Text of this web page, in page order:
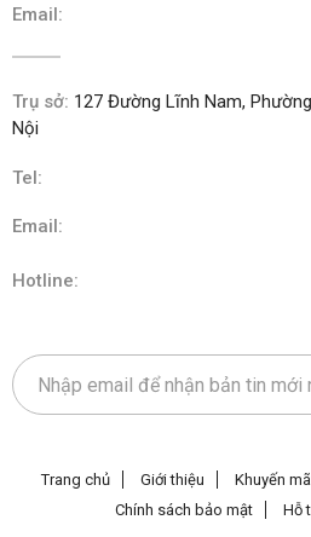
Email:
Trụ sở: 127 Đường Lĩnh Nam,
Nội
Tel:
Email:
Hotline:
Trang chủ Giới thiệu Khuyến
Chính sách bảo mật
Hỗ